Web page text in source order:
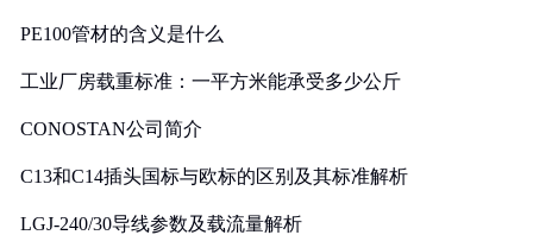
PE100管材的含义是什么
工业厂房载重标准：一平方米能承受多少公斤
CONOSTAN公司简介
C13和C14插头国标与欧标的区别及其标准解析
LGJ-240/30导线参数及载流量解析